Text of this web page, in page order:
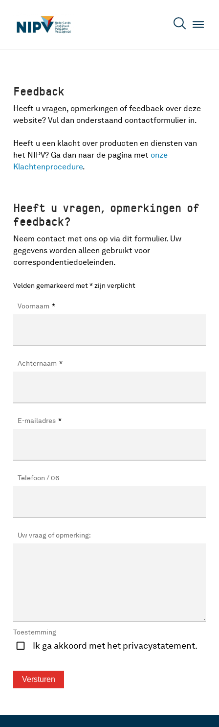
Feedback
Heeft u vragen, opmerkingen of feedback over deze
website? Vul dan onderstaand contactformulier in.
Heeft u een klacht over producten en diensten van
het NIPV? Ga dan naar de pagina met onze
Klachtenprocedure.
Heeft u vragen, opmerkingen of
feedback?
Neem contact met ons op via dit formulier. Uw
gegevens worden alleen gebruikt voor
correspondentiedoeleinden.
Velden gemarkeerd met * zijn verplicht
Voornaam *
Achternaam *
E-mailadres *
Telefoon / 06
Uw vraag of opmerking:
Toestemming
Ik ga akkoord met het privacystatement.